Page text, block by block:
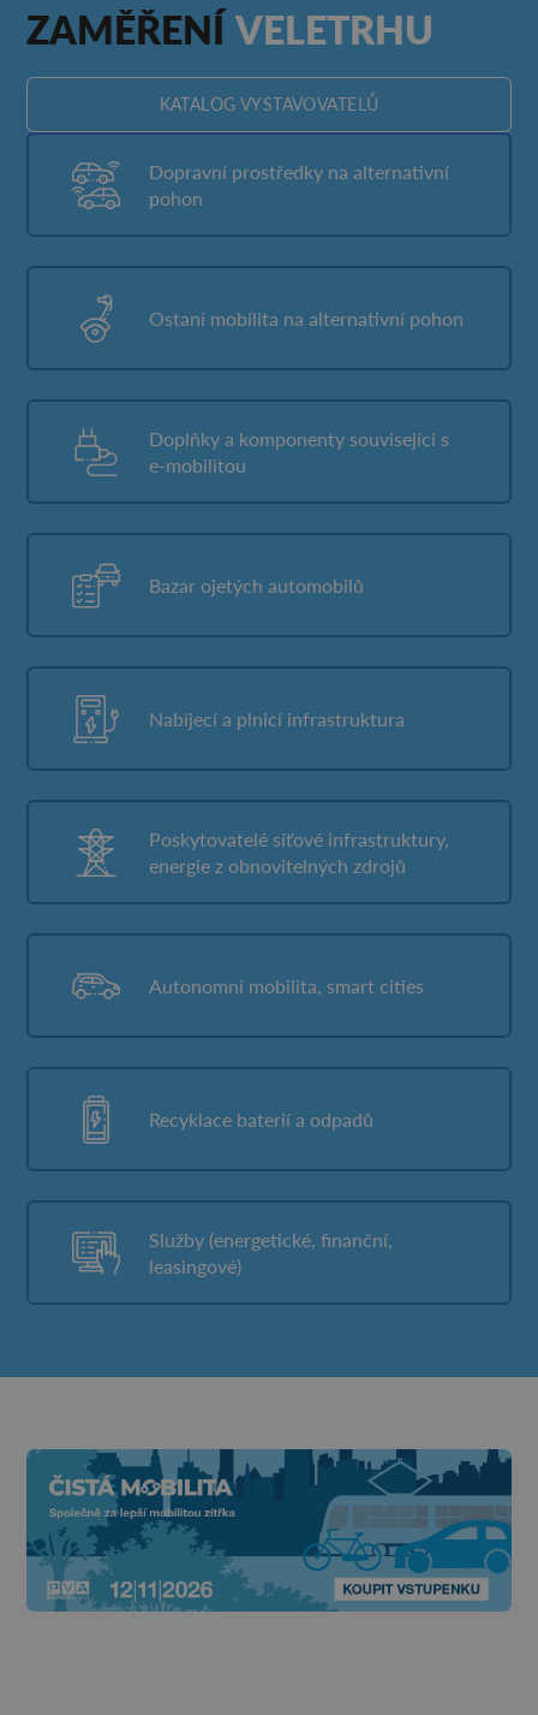
ZAMĚŘENÍVELETRHU
KATALOG VYSTAVOVATELŮ
Dopravní prostředky na alternativní
pohon
Ostaní mobilita na alternativní pohon
Doplňky a komponenty související s
e-mobilitou
Bazar ojetých automobilů
Nabíjecí a plnicí infrastruktura
Poskytovatelé síťové infrastruktury,
energie z obnovitelných zdrojů
Autonomní mobilita, smart cities
Recyklace baterií a odpadů
Služby (energetické, finanční,
leasingové)